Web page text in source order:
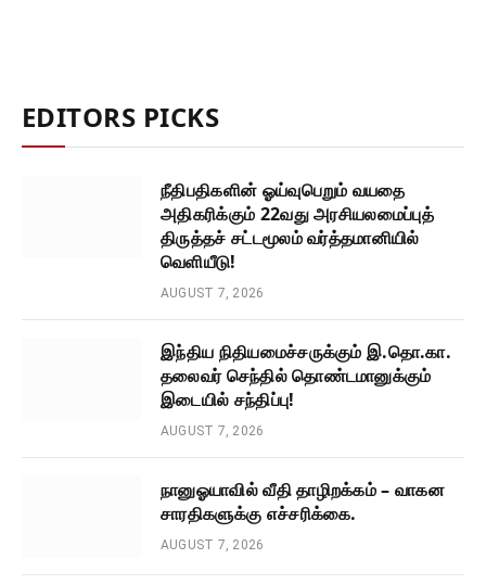
EDITORS PICKS
நீதிபதிகளின் ஓய்வுபெறும் வயதை
அதிகரிக்கும் 22வது அரசியலமைப்புத்
திருத்தச் சட்டமூலம் வர்த்தமானியில்
வெளியீடு!
AUGUST 7, 2026
இந்திய நிதியமைச்சருக்கும் இ.தொ.கா.
தலைவர் செந்தில் தொண்டமானுக்கும்
இடையில் சந்திப்பு!
AUGUST 7, 2026
நானுஓயாவில் வீதி தாழிறக்கம் – வாகன
சாரதிகளுக்கு எச்சரிக்கை.
AUGUST 7, 2026